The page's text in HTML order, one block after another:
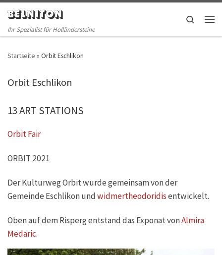
Skip to content
BELNITON
Ihr Spezialist für Holländersteine
Search
Startseite » Orbit Eschlikon
Orbit Eschlikon
13 ART STATIONS
Orbit Fair
ORBIT 2021
Der Kulturweg Orbit wurde gemeinsam von der
Gemeinde Eschlikon undwidmertheodoridisentwickelt.
Oben auf dem Risperg entstand das Exponat vonAlmira
Medaric.